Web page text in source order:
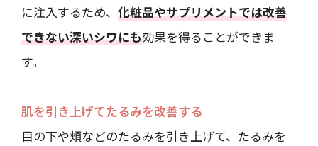
に注入するため、 化粧品やサプリメントでは改善
できない深いシワにも効果を得ることができま
す。
肌を引き上げてたるみを改善する
目の下や頬などのたるみを引き上げて、たるみを